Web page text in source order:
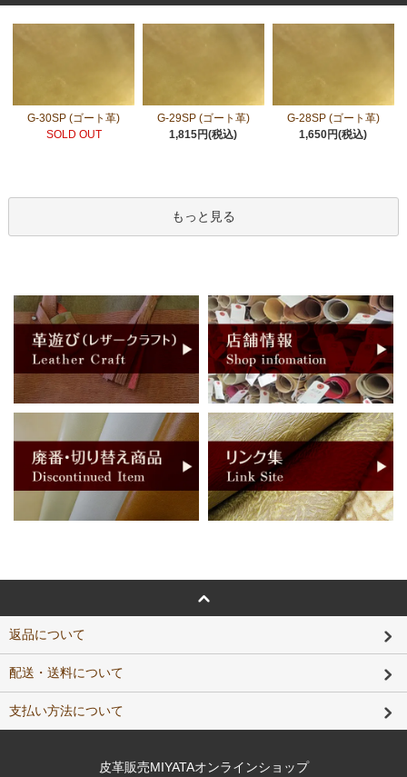
G-30SP (ゴート革)
SOLD OUT
G-29SP (ゴート革)
1,815円(税込)
G-28SP (ゴート革)
1,650円(税込)
もっと見る
返品について
配送・送料について
支払い方法について
皮革販売MIYATAオンラインショップ